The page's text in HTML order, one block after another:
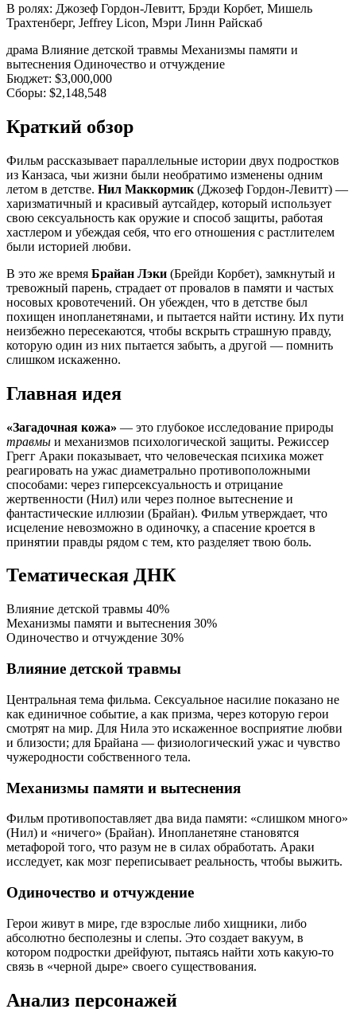
В ролях: Джозеф Гордон-Левитт, Брэди Корбет, Мишель
Трахтенберг, Jeffrey Licon, Мэри Линн Райскаб
драма Влияние детской травмы Механизмы памяти и
вытеснения Одиночество и отчуждение
Бюджет: $3,000,000
Сборы: $2,148,548
Краткий обзор
Фильм рассказывает параллельные истории двух подростков
из Канзаса, чьи жизни были необратимо изменены одним
летом в детстве. Нил Маккормик (Джозеф Гордон-Левитт) —
харизматичный и красивый аутсайдер, который использует
свою сексуальность как оружие и способ защиты, работая
хастлером и убеждая себя, что его отношения с растлителем
были историей любви.
В это же время Брайан Лэки (Брейди Корбет), замкнутый и
тревожный парень, страдает от провалов в памяти и частых
носовых кровотечений. Он убежден, что в детстве был
похищен инопланетянами, и пытается найти истину. Их пути
неизбежно пересекаются, чтобы вскрыть страшную правду,
которую один из них пытается забыть, а другой — помнить
слишком искаженно.
Главная идея
«Загадочная кожа» — это глубокое исследование природы
травмы и механизмов психологической защиты. Режиссер
Грегг Араки показывает, что человеческая психика может
реагировать на ужас диаметрально противоположными
способами: через гиперсексуальность и отрицание
жертвенности (Нил) или через полное вытеснение и
фантастические иллюзии (Брайан). Фильм утверждает, что
исцеление невозможно в одиночку, а спасение кроется в
принятии правды рядом с тем, кто разделяет твою боль.
Тематическая ДНК
Влияние детской травмы 40%
Механизмы памяти и вытеснения 30%
Одиночество и отчуждение 30%
Влияние детской травмы
Центральная тема фильма. Сексуальное насилие показано не
как единичное событие, а как призма, через которую герои
смотрят на мир. Для Нила это искаженное восприятие любви
и близости; для Брайана — физиологический ужас и чувство
чужеродности собственного тела.
Механизмы памяти и вытеснения
Фильм противопоставляет два вида памяти: «слишком много»
(Нил) и «ничего» (Брайан). Инопланетяне становятся
метафорой того, что разум не в силах обработать. Араки
исследует, как мозг переписывает реальность, чтобы выжить.
Одиночество и отчуждение
Герои живут в мире, где взрослые либо хищники, либо
абсолютно бесполезны и слепы. Это создает вакуум, в
котором подростки дрейфуют, пытаясь найти хоть какую-то
связь в «черной дыре» своего существования.
Анализ персонажей